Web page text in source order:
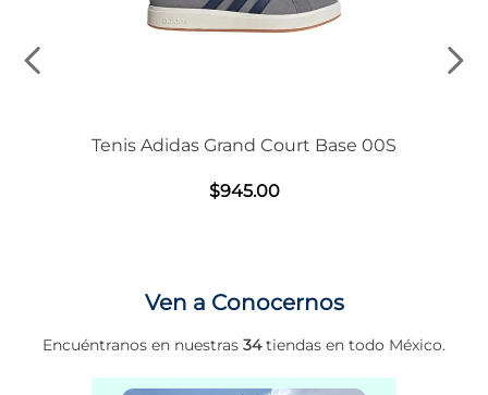
Tenis Adidas Grand Court Base 00S
$945.00
Ven a Conocernos
Encuéntranos en nuestras 34tiendas en todo México.